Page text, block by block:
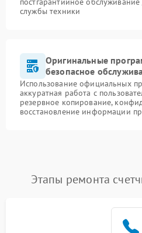
службы техники
Оригинальные
безопасное
Использование официальных
аккуратная работа с
резервное копирование,
восстановление информации
Этапы ремонта